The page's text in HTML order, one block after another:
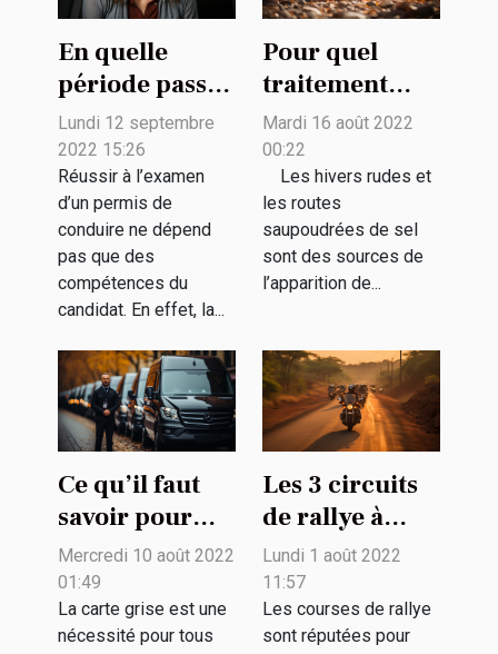
En quelle
période passer
le permis de
conduire pour
augmenter sa
chance de
réussir ?
Lundi 12 septembre
2022 15:26
Réussir à l’examen
d’un permis de
conduire ne dépend
pas que des
compétences du
candidat. En effet, la...
Pour quel
traitement
antirouille
pouvez-vous
opter ?
Mardi 16 août 2022
00:22
Les hivers rudes et
les routes
saupoudrées de sel
sont des sources de
l’apparition de...
Ce qu’il faut
savoir pour
établir une
carte grise au
nom d’un
véhicule
Mercredi 10 août 2022
01:49
La carte grise est une
nécessité pour tous
Les 3 circuits
de rallye à
moto les plus
populaires ?
Lundi 1 août 2022
11:57
Les courses de rallye
sont réputées pour